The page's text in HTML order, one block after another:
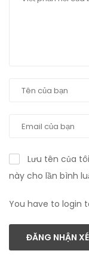
Lưu tên của
này cho lần bình
You have to login
ĐĂNG NHẬN